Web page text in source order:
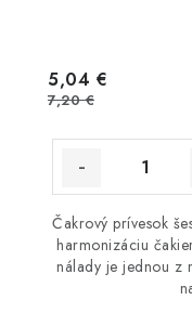
5,04 €
7,20 €
Čakrový prívesok
harmonizáciu
nálady je jednou z